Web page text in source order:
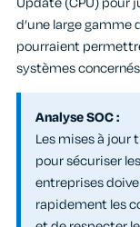
d’une large gamme
pourraient
systèmes
Analyse SOC :
Les mises à jour
pour sécuriser
entreprises
rapidement les